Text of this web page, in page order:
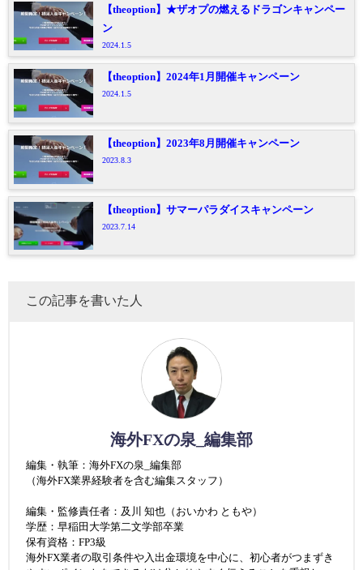
【theoption】★ザオプの燃えるドラゴンキャンペー
ン
2024.1.5
【theoption】2024年1月開催キャンペーン
2024.1.5
【theoption】2023年8月開催キャンペーン
2023.8.3
【theoption】サマーパラダイスキャンペーン
2023.7.14
この記事を書いた人
海外FXの泉_編集部
編集・執筆：海外FXの泉_編集部
（海外FX業界経験者を含む編集スタッフ）
編集・監修責任者：及川 知也（おいかわ ともや）
学歴：早稲田大学第二文学部卒業
保有資格：FP3級
海外FX業者の取引条件や入出金環境を中心に、初心者がつまずき